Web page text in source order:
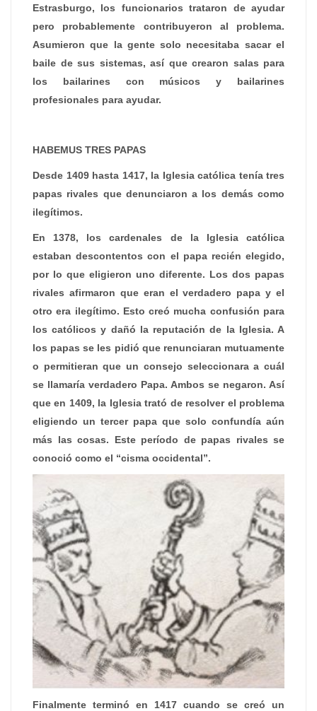
Estrasburgo, los funcionarios trataron de ayudar
pero probablemente contribuyeron al problema.
Asumieron que la gente solo necesitaba sacar el
baile de sus sistemas, así que crearon salas para
los bailarines con músicos y bailarines
profesionales para ayudar.
HABEMUS TRES PAPAS
Desde 1409 hasta 1417, la Iglesia católica tenía tres
papas rivales que denunciaron a los demás como
ilegítimos.
En 1378, los cardenales de la Iglesia católica
estaban descontentos con el papa recién elegido,
por lo que eligieron uno diferente. Los dos papas
rivales afirmaron que eran el verdadero papa y el
otro era ilegítimo. Esto creó mucha confusión para
los católicos y dañó la reputación de la Iglesia. A
los papas se les pidió que renunciaran mutuamente
o permitieran que un consejo seleccionara a cuál
se llamaría verdadero Papa. Ambos se negaron. Así
que en 1409, la Iglesia trató de resolver el problema
eligiendo un tercer papa que solo confundía aún
más las cosas. Este período de papas rivales se
conoció como el “cisma occidental”.
Finalmente terminó en 1417 cuando se creó un